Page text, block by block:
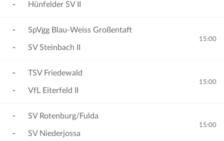
- Hünfelder SV II
-
-
SpVgg Blau-Weiss Großentaft
SV Steinbach II
15:00
-
-
TSV Friedewald
VfL Eiterfeld II
15:00
-
-
SV Rotenburg/Fulda
SV Niederjossa
15:00